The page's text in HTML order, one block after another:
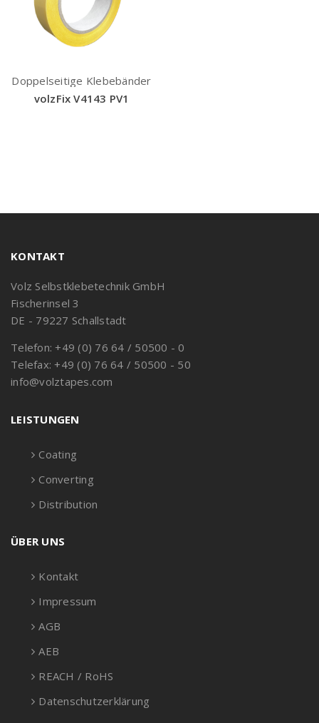
Doppelseitige Klebebänder
volzFix V4143 PV1
KONTAKT
Volz Selbstklebetechnik GmbH
Fischerinsel 3
DE - 79227 Schallstadt
Telefon: +49 (0) 76 64 / 50500 - 0
Telefax: +49 (0) 76 64 / 50500 - 50
info@volztapes.com
LEISTUNGEN
Coating
Converting
Distribution
ÜBER UNS
Kontakt
Impressum
AGB
AEB
REACH / RoHS
Datenschutzerklärung